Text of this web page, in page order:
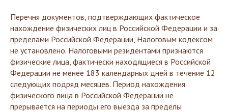
Перечня документов, подтверждающих фактическое
нахождение физических лиц в Российской Федерации и за
пределами Российской Федерации, Налоговым кодексом
не установлено. Налоговыми резидентами признаются
физические лица, фактически находящиеся в Российской
Федерации не менее 183 календарных дней в течение 12
следующих подряд месяцев. Период нахождения
физического лица в Российской Федерации не
прерывается на периоды его выезда за пределы